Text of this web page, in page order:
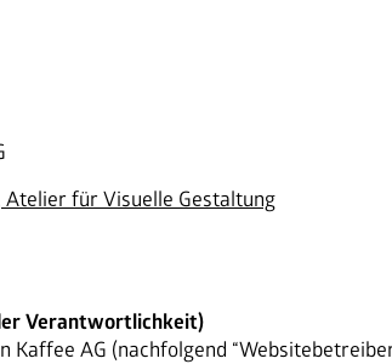
Atelier für Visuelle Gestaltung
Verantwortlichkeit)
Kaffee AG (nachfolgend